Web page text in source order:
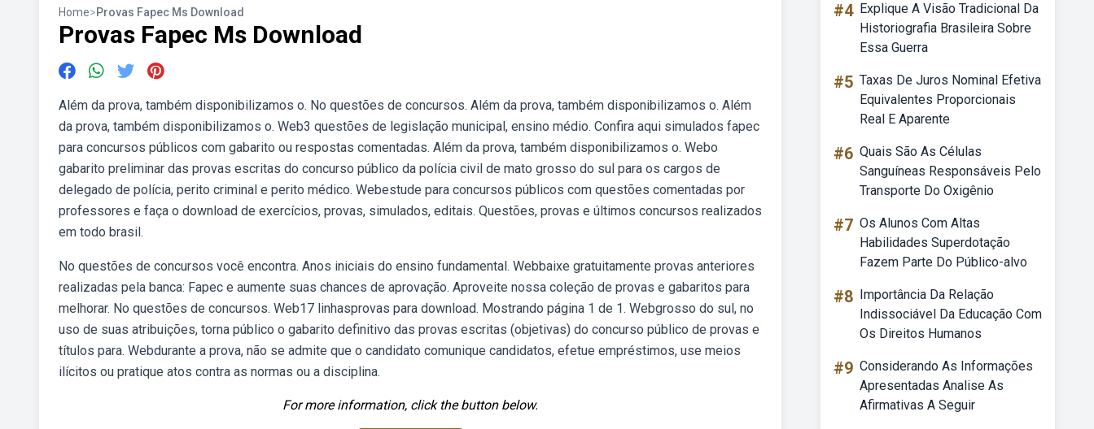
Home>Provas Fapec Ms Download
Provas Fapec Ms Download
Além da prova, também disponibilizamos o. No questões de concursos. Além da prova, também disponibilizamos o. Além
da prova, também disponibilizamos o. Web3 questões de legislação municipal, ensino médio. Confira aqui simulados fapec
para concursos públicos com gabarito ou respostas comentadas. Além da prova, também disponibilizamos o. Webo
gabarito preliminar das provas escritas do concurso público da polícia civil de mato grosso do sul para os cargos de
delegado de polícia, perito criminal e perito médico. Webestude para concursos públicos com questões comentadas por
professores e faça o download de exercícios, provas, simulados, editais. Questões, provas e últimos concursos realizados
em todo brasil.
No questões de concursos você encontra. Anos iniciais do ensino fundamental. Webbaixe gratuitamente provas anteriores
realizadas pela banca: Fapec e aumente suas chances de aprovação. Aproveite nossa coleção de provas e gabaritos para
melhorar. No questões de concursos. Web17 linhasprovas para download. Mostrando página 1 de 1. Webgrosso do sul, no
uso de suas atribuições, torna público o gabarito definitivo das provas escritas (objetivas) do concurso público de provas e
títulos para. Webdurante a prova, não se admite que o candidato comunique candidatos, efetue empréstimos, use meios
ilícitos ou pratique atos contra as normas ou a disciplina.
For more information, click the button below.
#4 Explique A Visão Tradicional Da
Historiografia Brasileira Sobre
Essa Guerra
#5 Taxas De Juros Nominal Efetiva
Equivalentes Proporcionais
Real E Aparente
#6 Quais São As Células
Sanguíneas Responsáveis Pelo
Transporte Do Oxigênio
#7 Os Alunos Com Altas
Habilidades Superdotação
Fazem Parte Do Público-alvo
#8 Importância Da Relação
Indissociável Da Educação Com
Os Direitos Humanos
#9 Considerando As Informações
Apresentadas Analise As
Afirmativas A Seguir